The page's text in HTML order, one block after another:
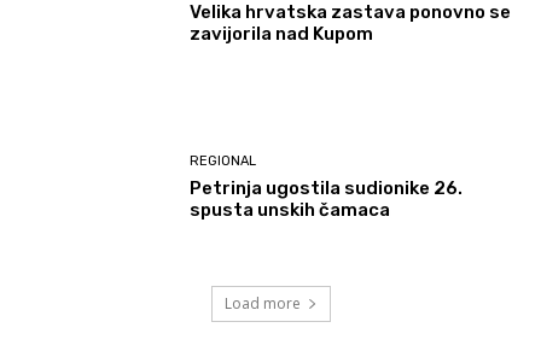
Velika hrvatska zastava ponovno se
zavijorila nad Kupom
REGIONAL
Petrinja ugostila sudionike 26.
spusta unskih čamaca
Load more